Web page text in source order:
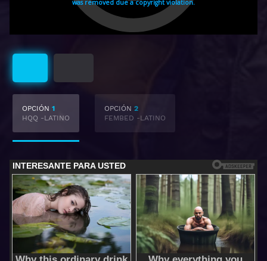
OPCIÓN 1
HQQ -LATINO
OPCIÓN 2
FEMBED -LATINO